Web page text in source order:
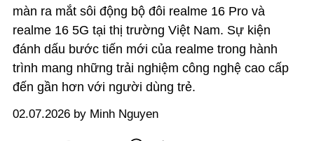
màn ra mắt sôi động bộ đôi realme 16 Pro và
realme 16 5G tại thị trường Việt Nam. Sự kiện
đánh dấu bước tiến mới của realme trong hành
trình mang những trải nghiệm công nghệ cao cấp
đến gần hơn với người dùng trẻ.
02.07.2026 by Minh Nguyen